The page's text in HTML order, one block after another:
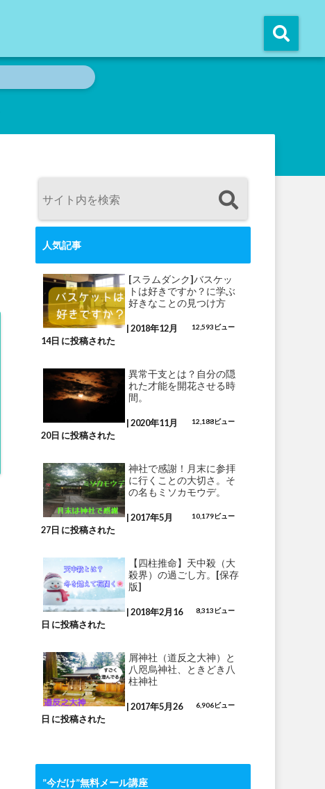
人気記事
[スラムダンク]バスケッ
トは好きですか？に学ぶ
好きなことの見つけ方
12,593ビュー
|2018年12月
14日 に投稿された
異常干支とは？自分の隠
れた才能を開花させる時
間。
12,188ビュー
|2020年11月
20日 に投稿された
神社で感謝！月末に参拝
に行くことの大切さ。そ
の名もミソカモウデ。
10,179ビュー
|2017年5月
27日 に投稿された
【四柱推命】天中殺（大
殺界）の過ごし方。[保存
版]
8,313ビュー
|2018年2月16
日 に投稿された
屑神社（道反之大神）と
八咫烏神社、ときどき八
柱神社
6,906ビュー
|2017年5月26
日 に投稿された
”今だけ”無料メール講座